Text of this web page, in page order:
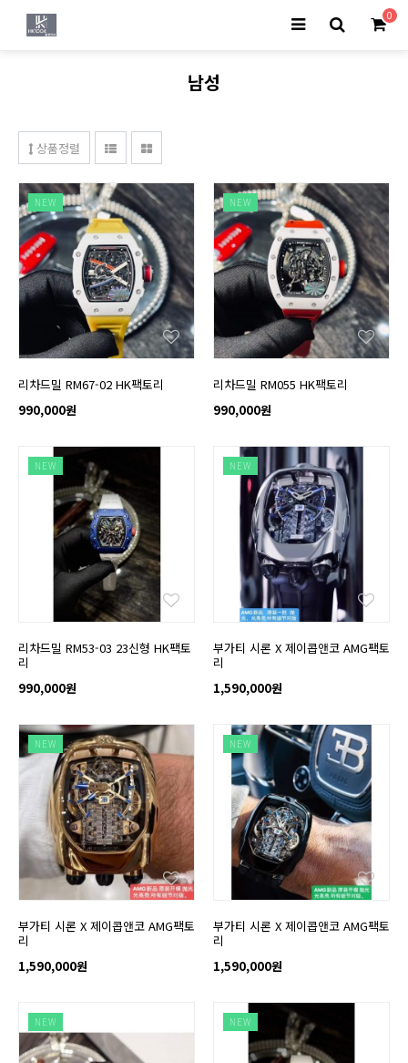
0
남성
상품정렬
NEW
리차드밀 RM67-02 HK팩토리
990,000원
NEW
리차드밀 RM055 HK팩토리
990,000원
NEW
리차드밀 RM53-03 23신형 HK팩토
리
990,000원
NEW
부가티 시론 X 제이콥앤코 AMG팩토
리
1,590,000원
NEW
부가티 시론 X 제이콥앤코 AMG팩토
리
1,590,000원
NEW
부가티 시론 X 제이콥앤코 AMG팩토
리
1,590,000원
NEW NEW